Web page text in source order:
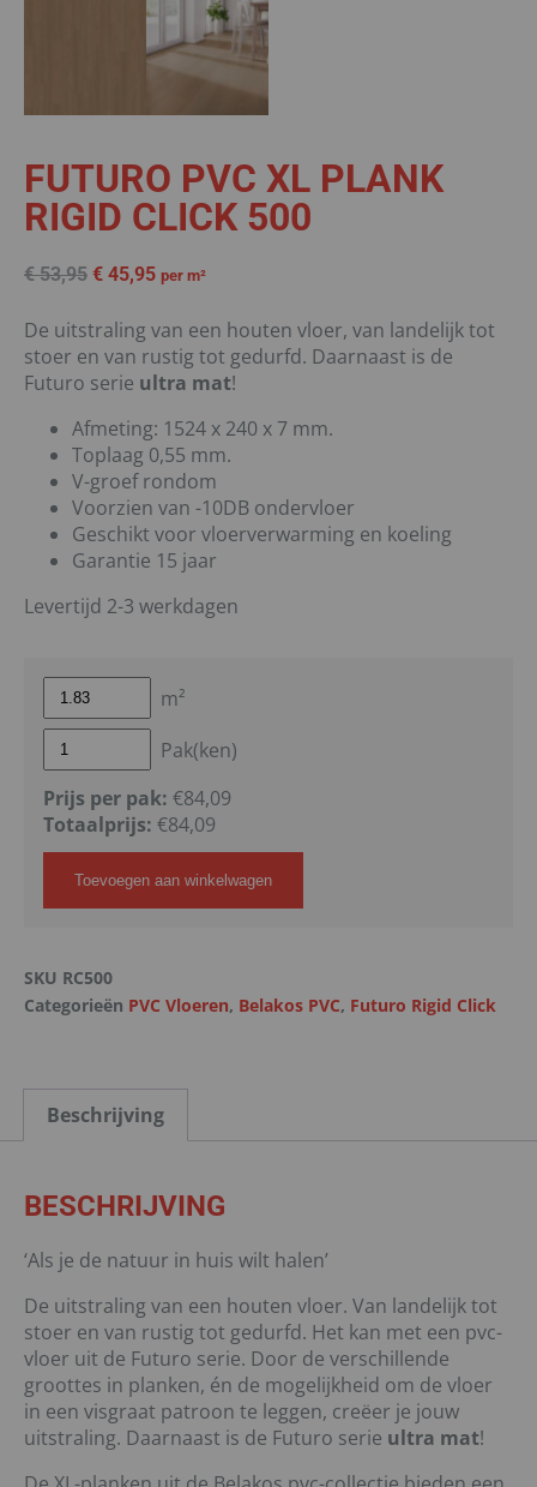
FUTURO PVC XL PLANK
RIGID CLICK 500
€53,95 € 45,95 per m²
De uitstraling van een houten vloer, van landelijk tot
stoer en van rustig tot gedurfd. Daarnaast is de
Futuro serie ultra mat!
Afmeting: 1524 x 240 x 7 mm.
Toplaag 0,55 mm.
V-groef rondom
Voorzien van -10DB ondervloer
Geschikt voor vloerverwarming en koeling
Garantie 15 jaar
Levertijd 2-3 werkdagen
m²
Pak(ken)
Prijs per pak: €84,09
Totaalprijs: €84,09
Toevoegen aan winkelwagen
SKU RC500
Categorieën PVC Vloeren, Belakos PVC, Futuro Rigid Click
Beschrijving
BESCHRIJVING
‘Als je de natuur in huis wilt halen’
De uitstraling van een houten vloer. Van landelijk tot
stoer en van rustig tot gedurfd. Het kan met een pvc-
vloer uit de Futuro serie. Door de verschillende
groottes in planken, én de mogelijkheid om de vloer
in een visgraat patroon te leggen, creëer je jouw
uitstraling. Daarnaast is de Futuro serie ultra mat!